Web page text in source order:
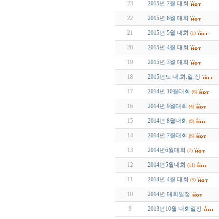
23 2015년 7월 대회
22 2015년 6월 대회
21 2015년 5월 대회 (1)
20 2015년 4월 대회
19 2015년 3월 대회
18 2015년도 대.회.일.정
17 2014년 10월대회 (6)
16 2014년 9월대회 (4)
15 2014년 8월대회 (9)
14 2014년 7월대회 (6)
13 2014년6월대회 (7)
12 2014년5월대회 (11)
11 2014년 4월 대회 (5)
10 2014년 대회일정
9 2013년10월 대회일정